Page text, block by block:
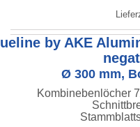
by AKE
Ø 300 mm,
Kombinebenlöcher